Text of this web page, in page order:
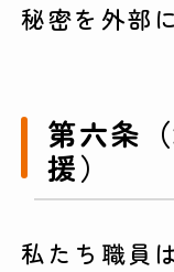
秘密を外部
第六条
援）
私たち職員